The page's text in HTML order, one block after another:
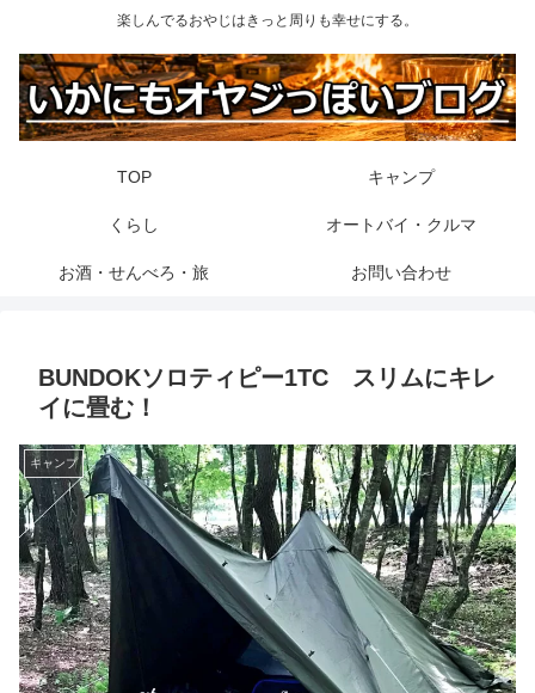
楽しんでるおやじはきっと周りも幸せにする。
TOP キャンプ
くらし オートバイ・クルマ
お酒・せんべろ・旅 お問い合わせ
BUNDOKソロティピー1TC スリムにキレ
イに畳む！
キャンプ